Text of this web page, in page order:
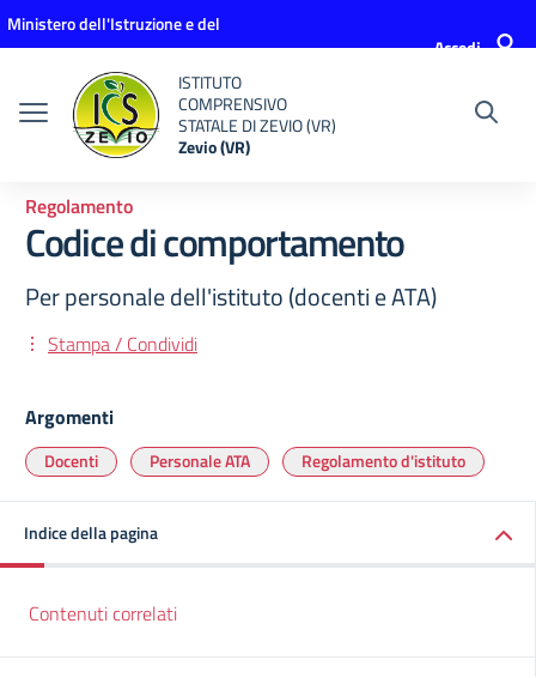
Vai ai contenuti
Vai al menu di navigazione
Vai al footer
Ministero dell'Istruzione e del
Accedi
ISTITUTO
COMPRENSIVO
STATALE DI ZEVIO (VR)
Zevio (VR)
Regolamento
Codice di comportamento
Per personale dell'istituto (docenti e ATA)
Stampa / Condividi
Argomenti
Docenti Personale ATA Regolamento d'istituto
Indice della pagina
Contenuti correlati